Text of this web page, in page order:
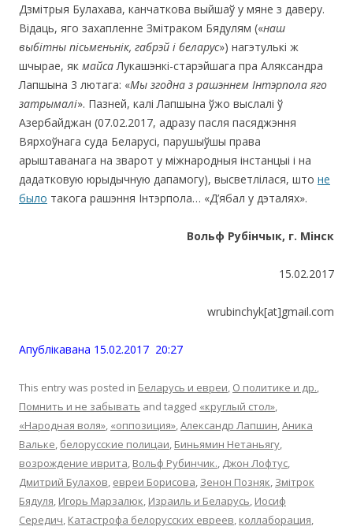
Дзмітрыя Булахава, канчаткова выйшаў у мяне з даверу.
Відаць, яго захапленне Змітраком Бядулям («наш
выбітны пісьменьнік, габрэй і беларус») нагэтулькі ж
шчырае, як майса Лукашэнкі-старэйшага пра Аляксандра
Лапшына 3 лютага: «Мы згодна з рашэннем Інтэрпола яго
затрымалі». Пазней, калі Лапшына ўжо выслалі ў
Азербайджан (07.02.2017, адразу пасля пасяджэння
Вярхоўнага суда Беларусі, парушыўшы права
арыштаванага на зварот у міжнародныя інстанцыі і на
дадатковую юрыдычную дапамогу), высветлілася, што не
было такога рашэння Інтэрпола… «Д’ябал у дэталях».
Вольф Рубінчык, г. Мінск
15.02.2017
wrubinchyk[at]gmail.com
Апублiкавана 15.02.2017 20:27
This entry was posted in Беларусь и евреи, О политике и др.,
Помнить и не забывать and tagged «круглый стол»,
«Народная воля», «оппозиция»,Александр Лапшин,Аника
Вальке, белорусские полицаи, Биньямин Нетаньягу,
возрождение иврита, Вольф Рубинчик., Джон Лофтус,
Дмитрий Булахов, евреи Борисова, Зенон Позняк, Змітрок
Бядуля, Игорь Марзалюк, Израиль и Беларусь, Иосиф
Середич, Катастрофа белорусских евреев, коллаборация,